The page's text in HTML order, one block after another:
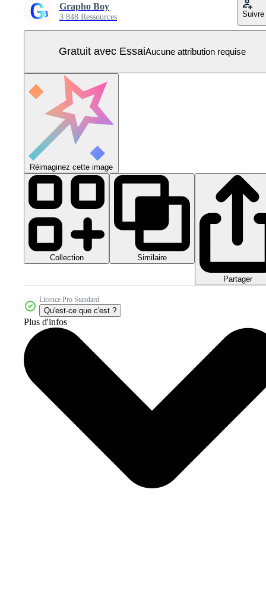
Grapho Boy
3 848 Ressources Suivre
Gratuit avec EssaiAucune attribution requise
Réimaginez cette image
Collection Similaire
Partager
Licence Pro Standard
Qu'est-ce que c'est ?
Plus d'infos